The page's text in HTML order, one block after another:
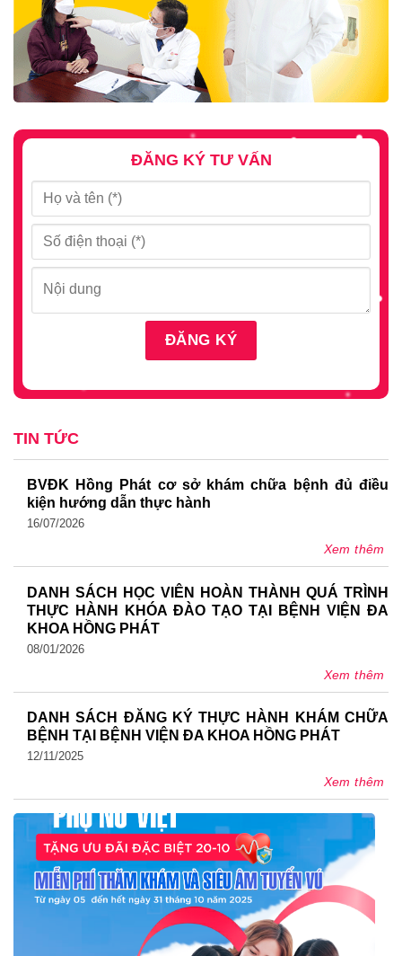
ĐĂNG KÝ TƯ VẤN
TIN TỨC
BVĐK Hồng Phát cơ sở khám chữa bệnh đủ điều
kiện hướng dẫn thực hành
16/07/2026
Xem thêm
DANH SÁCH HỌC VIÊN HOÀN THÀNH QUÁ TRÌNH
THỰC HÀNH KHÓA ĐÀO TẠO TẠI BỆNH VIỆN ĐA
KHOA HỒNG PHÁT
08/01/2026
Xem thêm
DANH SÁCH ĐĂNG KÝ THỰC HÀNH KHÁM CHỮA
BỆNH TẠI BỆNH VIỆN ĐA KHOA HỒNG PHÁT
12/11/2025
Xem thêm